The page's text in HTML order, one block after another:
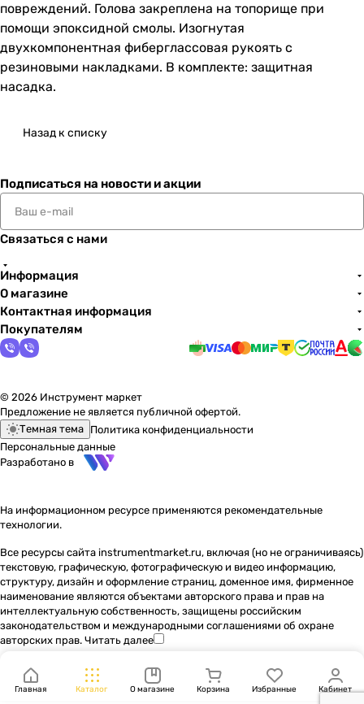
повреждений. Голова закреплена на топорище при
помощи эпоксидной смолы. Изогнутая
двухкомпонентная фиберглассовая рукоять с
резиновыми накладками. В комплекте: защитная
насадка.
Назад к списку
Подписаться на новости и акции
Связаться с нами
Информация
О магазине
Контактная информация
Покупателям
© 2026 Инструмент маркет
Предложение не является публичной офертой.
Темная тема Политика конфиденциальности
Персональные данные
Разработано в
На информационном ресурсе применяются рекомендательные
технологии.
Все ресурсы сайта instrumentmarket.ru, включая (но не ограничиваясь)
текстовую, графическую, фотографическую и видео информацию,
структуру, дизайн и оформление страниц, доменное имя, фирменное
наименование являются объектами авторского права и прав на
интеллектуальную собственность, защищены российским
законодательством и международными соглашениями об охране
авторских прав. Читать далее
Главная Каталог О магазине Корзина Избранные Кабинет